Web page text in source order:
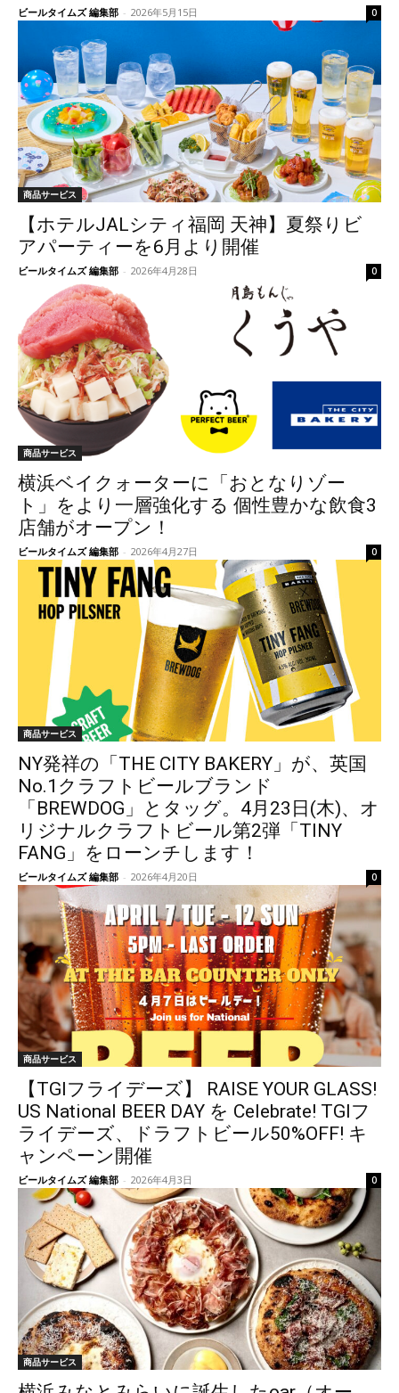
ビールタイムズ 編集部 - 2026年5月15日 0
商品サービス
【ホテルJALシティ福岡 天神】夏祭りビ
アパーティーを6月より開催
ビールタイムズ 編集部 - 2026年4月28日 0
商品サービス
横浜ベイクォーターに「おとなりゾー
ト」をより一層強化する 個性豊かな飲食3
店舗がオープン！
ビールタイムズ 編集部 - 2026年4月27日 0
商品サービス
NY発祥の「THE CITY BAKERY」が、英国
No.1クラフトビールブランド
「BREWDOG」とタッグ。4月23日(木)、オ
リジナルクラフトビール第2弾「TINY
FANG」をローンチします！
ビールタイムズ 編集部 - 2026年4月20日 0
商品サービス
【TGIフライデーズ】 RAISE YOUR GLASS!
US National BEER DAY を Celebrate! TGIフ
ライデーズ、ドラフトビール50%OFF! キ
ャンペーン開催
ビールタイムズ 編集部 - 2026年4月3日 0
商品サービス